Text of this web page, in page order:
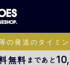
の発送のタイミ
無料 まであと